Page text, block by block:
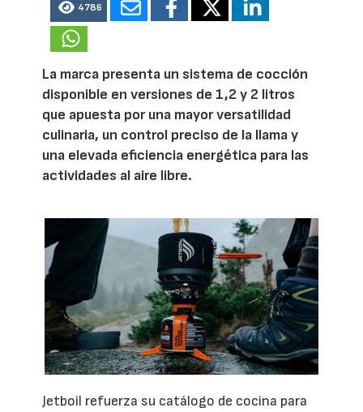
4786
La marca presenta un sistema de cocción
disponible en versiones de 1,2 y 2 litros
que apuesta por una mayor versatilidad
culinaria, un control preciso de la llama y
una elevada eficiencia energética para las
actividades al aire libre.
Jetboil refuerza su catálogo de cocina para